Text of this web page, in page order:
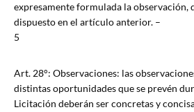
expresamente formulada la observación,
dispuesto en el artículo anterior. –
5
Art. 28°: Observaciones: las
distintas oportunidades que se prevén
Licitación deberán ser concretas y